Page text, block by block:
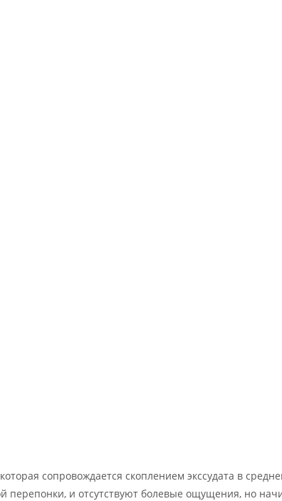
сопровождается скоплением экссудата в
перепонки, и отсутствуют болевые ощущения, но